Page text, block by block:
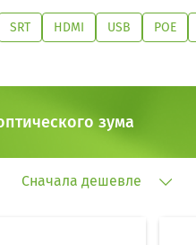
SRT HDMI USB POE
зума
Сначала дешевле